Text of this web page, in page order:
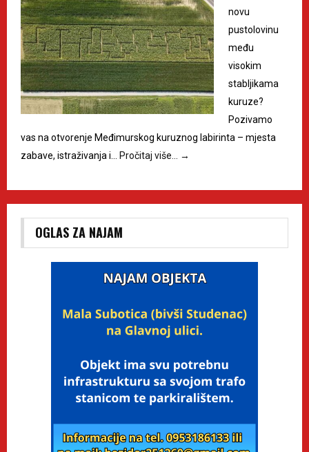
novu
pustolovinu
među
visokim
stabljikama
kuruze?
Pozivamo
vas na otvorenje Međimurskog kuruznog labirinta – mjesta
zabave, istraživanja i…
Pročitaj više… →
OGLAS ZA NAJAM